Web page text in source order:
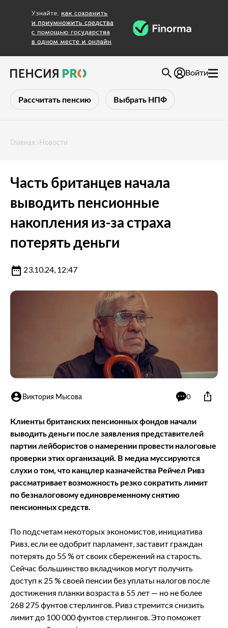
Рассчитать пенсию Выбрать НПФ
Войти
Главная Новости
Часть британцев начала
выводить пенсионные
накопления из-за страха
потерять деньги
23.10.24, 12:47
Виктория Мысова 0
Клиенты британских пенсионных фондов начали
выводить деньги после заявления представителей
партии лейбористов о намерении провести налоговые
проверки этих организаций. В медиа муссируются
слухи о том, что канцлер казначейства Рейчел Ривз
рассматривает возможность резко сократить лимит
по безналоговому единовременному снятию
пенсионных средств.
По подсчетам некоторых экономистов, инициатива
Ривз, если ее одобрит парламент, заставит граждан
потерять до 55 % от своих сбережений на старость.
Сейчас большинство вкладчиков могут получить
доступ к 25 % своей пенсии без уплаты налогов после
достижения планки возраста в 55 лет — но не более
268 275 фунтов стерлингов. Ривз стремится снизить
лимит до 100 000 фунтов стерлингов. Это поможет